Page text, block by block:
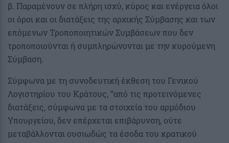
β. Παραμένουν σε πλήρη ισχύ, κύρος και ενέργεια όλοι
οι όροι και οι διατάξεις της αρχικής Σύμβασης και των
επόμενων Τροποποιητικών Συμβάσεων που δεν
τροποποιούνται ή συμπληρώνονται με την κυρούμενη
Σύμβαση.
Σύμφωνα με τη συνοδευτική έκθεση του Γενικού
Λογιστηρίου του Κράτους, “από τις προτεινόμενες
διατάξεις, σύμφωνα με τα στοιχεία του αρμόδιου
Υπουργείου, δεν επέρχεται επιβάρυνση, ούτε
μεταβάλλονται ουσιωδώς τα έσοδα του κρατικού